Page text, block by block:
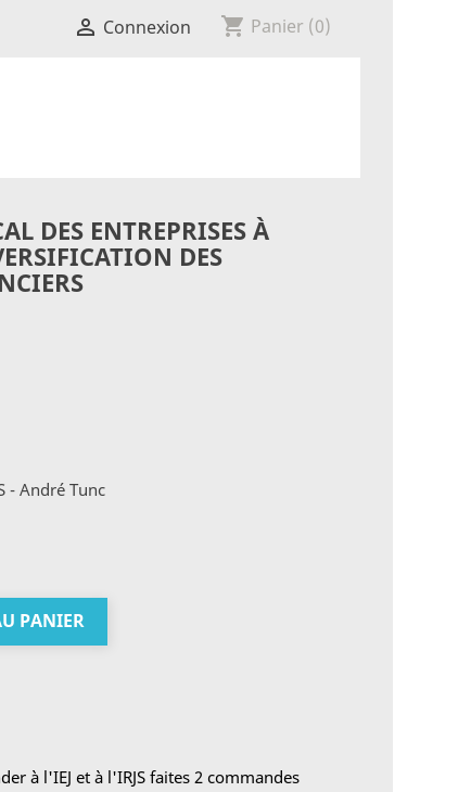
 Connexion shopping_cart Panier (0)
DES ENTREPRISES À
DES
- André Tunc
PANIER
à l'IEJ et à l'IRJS faites 2 commandes